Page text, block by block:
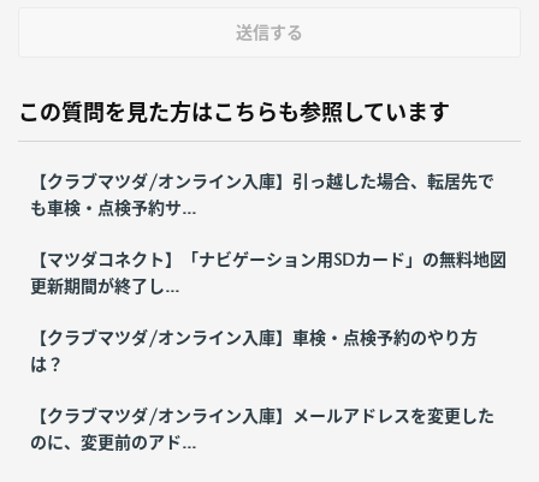
送信する
この質問を見た方はこちらも参照しています
【クラブマツダ/オンライン入庫】引っ越した場合、転居先で
も車検・点検予約サ...
【マツダコネクト】「ナビゲーション用SDカード」の無料地図
更新期間が終了し...
【クラブマツダ/オンライン入庫】車検・点検予約のやり方
は？
【クラブマツダ/オンライン入庫】メールアドレスを変更した
のに、変更前のアド...